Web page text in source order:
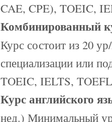
CAE, CPE), TOEIC,
Комбинированный
Курс состоит из 20
специализации или
TOEIC, IELTS,
Курс английского
нед.) Минимальный